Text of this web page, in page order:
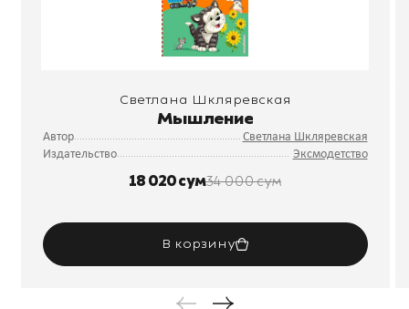
Светлана Шкляревская
Мышление
Автор
Светлана Шкляревская
Издательство
Эксмодетство
18 020 сум34 000 сум
В корзину